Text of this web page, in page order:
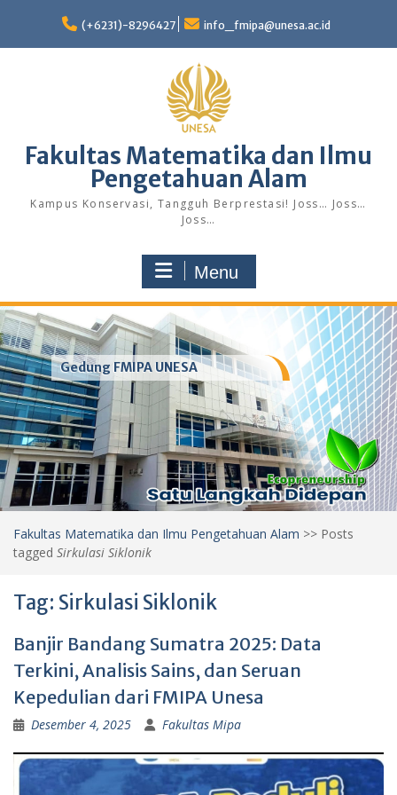
content
(+6231)-8296427 info_fmipa@unesa.ac.id
Fakultas Matematika dan Ilmu
Pengetahuan Alam
Kampus Konservasi, Tangguh Berprestasi! Joss… Joss…
Joss…
Menu
Gedung FMIPA UNESA
Fakultas Matematika dan Ilmu Pengetahuan Alam >> Posts
tagged Sirkulasi Siklonik
Tag: Sirkulasi Siklonik
Banjir Bandang Sumatra 2025: Data
Terkini, Analisis Sains, dan Seruan
Kepedulian dari FMIPA Unesa
Desember 4, 2025 Fakultas Mipa